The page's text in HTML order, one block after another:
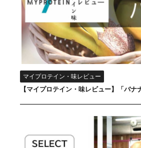
マイプロテイン・味レビュー
【マイプロテイン・味レビュー】「バナ